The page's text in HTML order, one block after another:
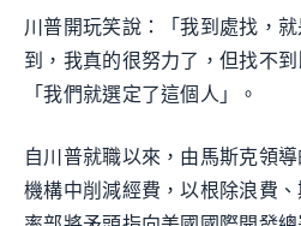
川普開玩笑說：「我到處找，
到，我真的很努力了，但找不
「我們就選定了這個人」。
自川普就職以來，由馬斯克領
機構中削減經費，以根除浪費